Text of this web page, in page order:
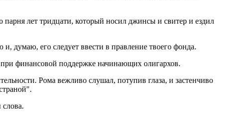
лет тридцати, который носил джинсы и свитер и ездил
думаю, его следует ввести в правление твоего фонда.
финансовой поддержке начинающих олигархов.
Рома вежливо слушал, потупив глаза, и застенчиво